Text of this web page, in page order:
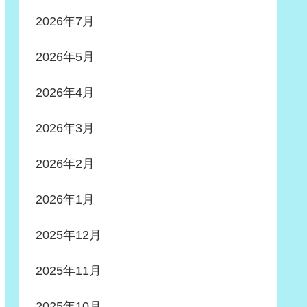
2026年7月
2026年5月
2026年4月
2026年3月
2026年2月
2026年1月
2025年12月
2025年11月